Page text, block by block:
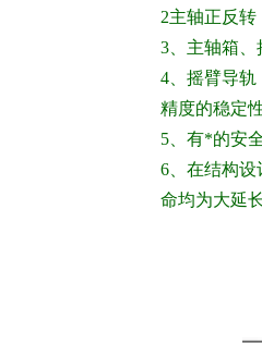
2主轴正反
3 、主轴箱
4 、摇臂导
精度的稳定
5 、有*的安
6 、在结构
命均为大延